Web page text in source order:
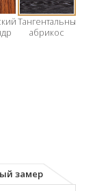
Тангентальный
абрикос
замер